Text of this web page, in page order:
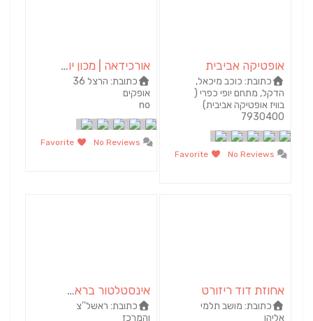
אופטיקה אביבית
כתובת:כוכב מיכאל,
הדקל, מתחם יופי כפרי (
בוויז אופטיקה אביבית)
7930400
No Reviews
Favorite
אורכידאה | מכון יופי באופקים
כתובת:
הרצל 36
אופקים‏
no
No Reviews
Favorite
אחוזת דוד ריזורט
כתובת:מושב תלמי
אליהו
אינסטלטור בראשל"צ והמרכז
כתובת:ראשל''צ
והמרכז